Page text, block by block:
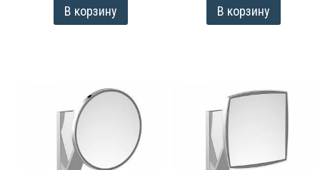
В корзину
В корзину